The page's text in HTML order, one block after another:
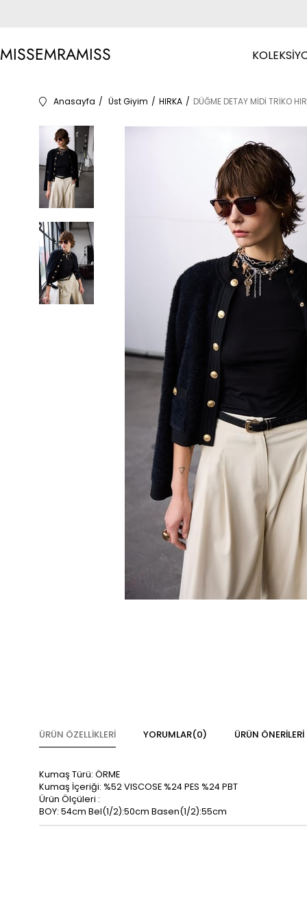
MISSEMRAMISS
Anasayfa Üst Giyim HIRKA DÜĞME DETAY MİDİ TRİKO
ÜRÜN ÖZELLIKLERI YORUMLAR(0) ÜRÜN ÖNERILERI
Kumaş Türü: ÖRME
Kumaş İçeriği: %52 VISCOSE %24 PES %24 PBT
Ürün Ölçüleri :
BOY: 54cm Bel(1/2):50cm Basen(1/2):55cm